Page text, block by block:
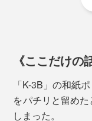
_________“呼吸
《ここだけ
「K-3B」の和紙
をパチリと留め
しまった。